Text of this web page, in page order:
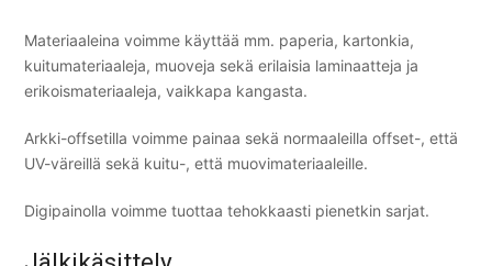
Materiaaleina voimme käyttää mm. paperia, kartonkia,
kuitumateriaaleja, muoveja sekä erilaisia laminaatteja ja
erikoismateriaaleja, vaikkapa kangasta.
Arkki-offsetilla voimme painaa sekä normaaleilla offset-, että
UV-väreillä sekä kuitu-, että muovimateriaaleille.
Digipainolla voimme tuottaa tehokkaasti pienetkin sarjat.